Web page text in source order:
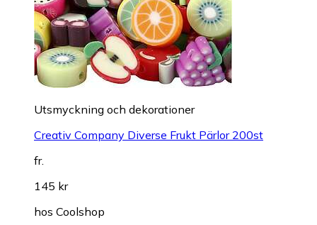
Utsmyckning och dekorationer
Creativ Company Diverse Frukt Pärlor 200st
fr.
145 kr
hos Coolshop